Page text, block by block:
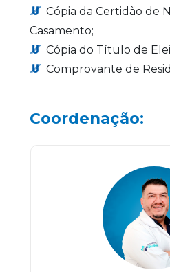
Cópia da Certidão de
Casamento;
Cópia do Título de
Comprovante de
Coordenação: